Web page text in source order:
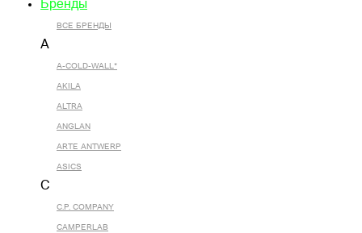
Бренды
ВСЕ БРЕНДЫ
A
A-COLD-WALL*
AKILA
ALTRA
ANGLAN
ARTE ANTWERP
ASICS
C
C.P. COMPANY
CAMPERLAB